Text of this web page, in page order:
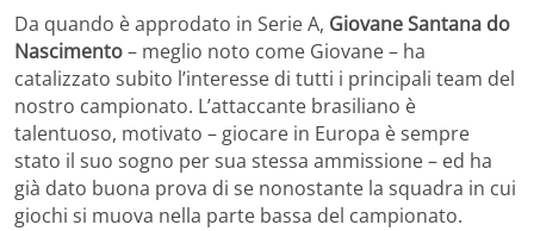
Da quando è approdato in Serie A, Giovane Santana do
Nascimento– meglio noto come Giovane – ha
catalizzato subito l’interesse di tutti i principali team del
nostro campionato. L’attaccante brasiliano è
talentuoso, motivato – giocare in Europa è sempre
stato il suo sogno per sua stessa ammissione – ed ha
già dato buona prova di se nonostante la squadra in cui
giochi si muova nella parte bassa del campionato.